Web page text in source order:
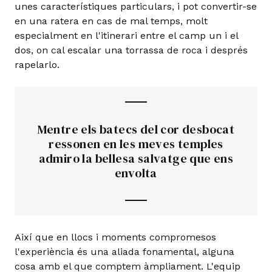
unes característiques particulars, i pot convertir-se
en una ratera en cas de mal temps, molt
especialment en l'itinerari entre el camp un i el
dos, on cal escalar una torrassa de roca i després
rapelarlo.
Mentre els batecs del cor desbocat
ressonen en les meves temples
admiro la bellesa salvatge que ens
envolta
Així que en llocs i moments compromesos
l'experiència és una aliada fonamental, alguna
cosa amb el que comptem àmpliament. L'equip